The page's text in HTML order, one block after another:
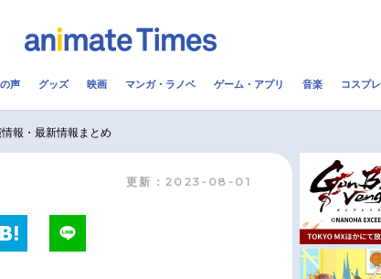
2.5次元 配信・Vtuber
アニメ映画一覧 今期アニメ曜日別一覧
声 グッズ 映画 マンガ・ラノベ ゲーム・アプリ 音楽 コスプレ
報・最新情報まとめ
更新：2023-08-01